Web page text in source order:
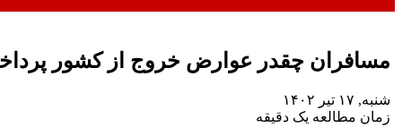
مسافران چقدر عوارض خروج از کشور
شنبه, ۱۷ تیر ۱۴۰۲
زمان مطالعه یک دقیقه